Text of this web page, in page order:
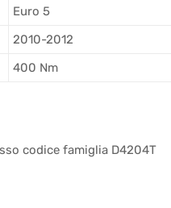
Euro 5
2010-2012
400 Nm
codice famiglia D4204T